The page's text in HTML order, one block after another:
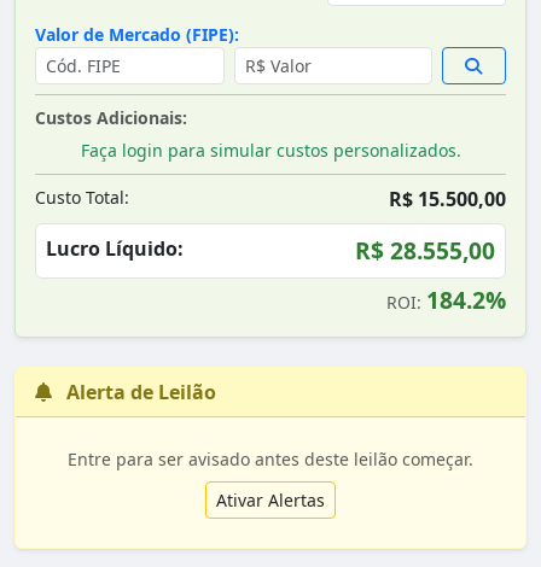
Valor de Mercado (FIPE):
Custos Adicionais:
Faça login para simular custos personalizados.
Custo Total:
R$ 15.500,00
Lucro Líquido:
R$ 28.555,00
ROI: 184.2%
Alerta de Leilão
Entre para ser avisado antes deste leilão começar.
Ativar Alertas